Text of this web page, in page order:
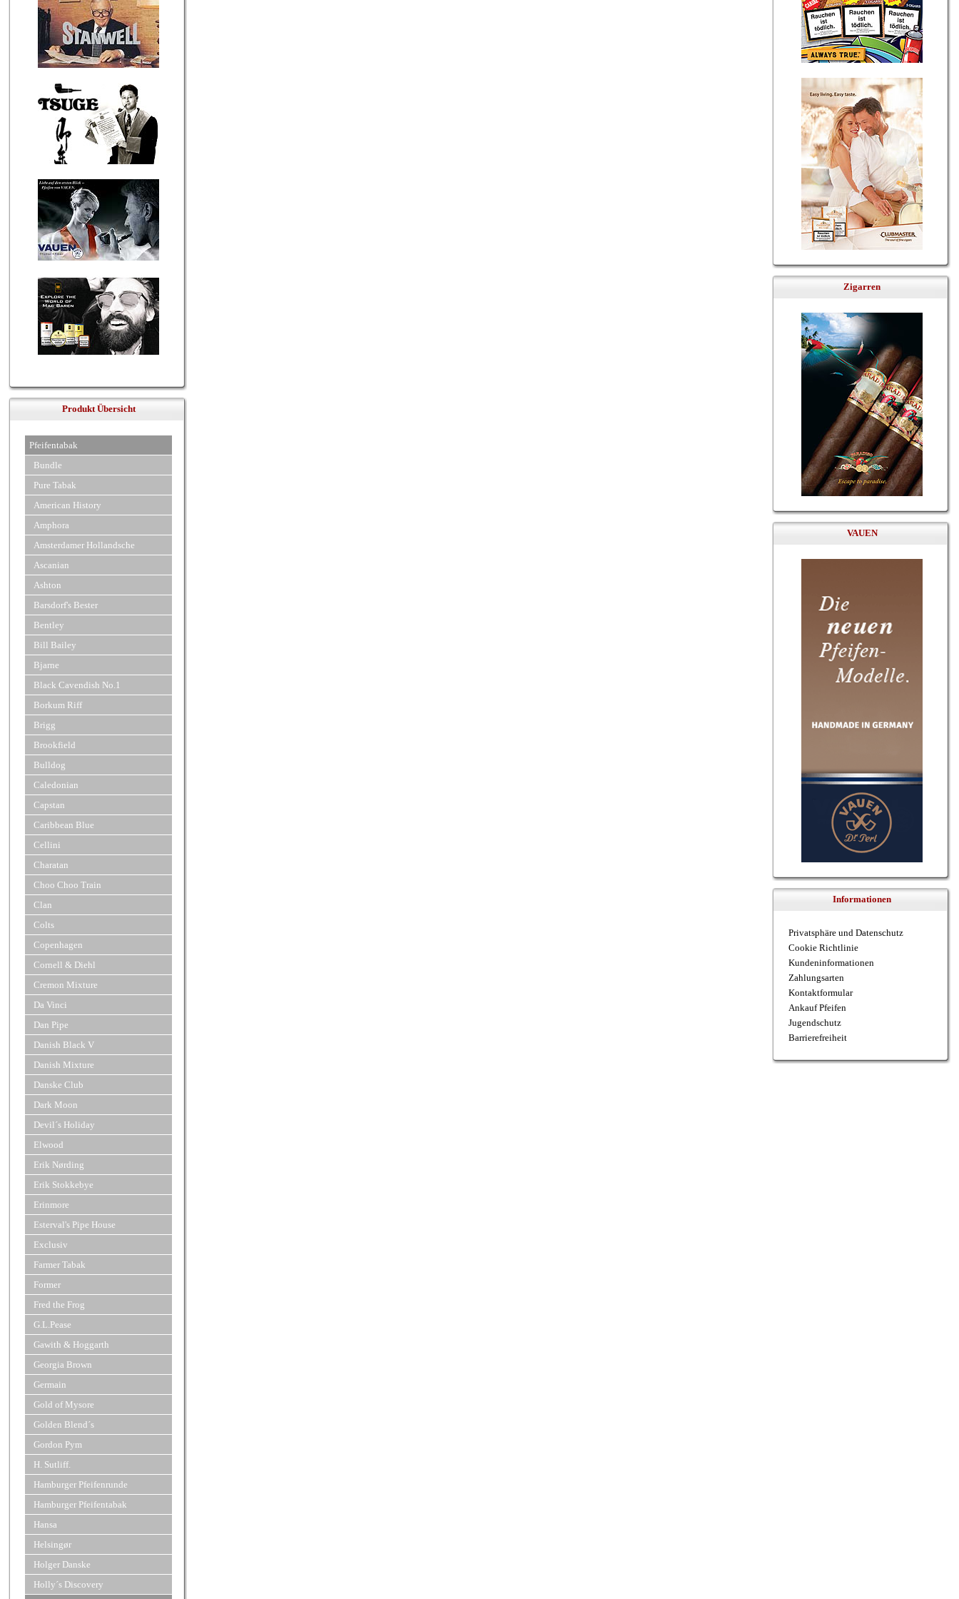
Produkt Übersicht
Pfeifentabak
Bundle
Pure Tabak
American History
Amphora
Amsterdamer Hollandsche
Ascanian
Ashton
Barsdorf's Bester
Bentley
Bill Bailey
Bjarne
Black Cavendish No.1
Borkum Riff
Brigg
Brookfield
Bulldog
Caledonian
Capstan
Caribbean Blue
Cellini
Charatan
Choo Choo Train
Clan
Colts
Copenhagen
Cornell & Diehl
Cremon Mixture
Da Vinci
Dan Pipe
Danish Black V
Danish Mixture
Danske Club
Dark Moon
Devil´s Holiday
Elwood
Erik Nørding
Erik Stokkebye
Erinmore
Esterval's Pipe House
Exclusiv
Farmer Tabak
Former
Fred the Frog
G.L.Pease
Gawith & Hoggarth
Georgia Brown
Germain
Gold of Mysore
Golden Blend´s
Gordon Pym
H. Sutliff.
Hamburger Pfeifenrunde
Hamburger Pfeifentabak
Hansa
Helsingør
Holger Danske
Holly´s Discovery
Zigarren
VAUEN
Informationen
Privatsphäre und Datenschutz
Cookie Richtlinie
Kundeninformationen
Zahlungsarten
Kontaktformular
Ankauf Pfeifen
Jugendschutz
Barrierefreiheit